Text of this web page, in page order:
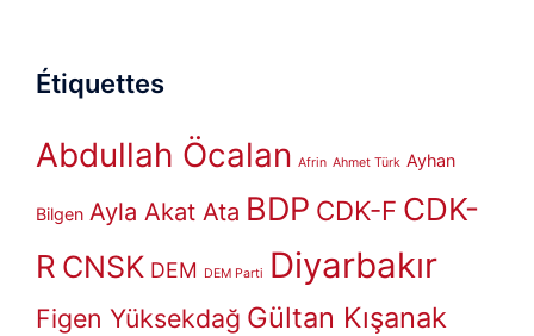
Étiquettes
Abdullah Öcalan Afrin Ahmet Türk Ayhan
Bilgen Ayla Akat Ata BDP CDK-F CDK-
R CNSK DEM DEM Parti Diyarbakır
Figen Yüksekdağ Gültan Kışanak